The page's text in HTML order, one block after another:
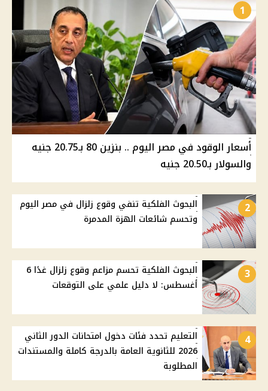
1
أسعار الوقود في مصر اليوم .. بنزين 80 بـ20.75 جنيه
والسولار بـ20.50 جنيه
2
البحوث الفلكية تنفي وقوع زلزال في مصر اليوم
وتحسم شائعات الهزة المدمرة
3
البحوث الفلكية تحسم مزاعم وقوع زلزال غدًا 6
أغسطس: لا دليل علمي على التوقعات
4
التعليم تحدد فئات دخول امتحانات الدور الثاني
2026 للثانوية العامة بالدرجة كاملة والمستندات
المطلوبة